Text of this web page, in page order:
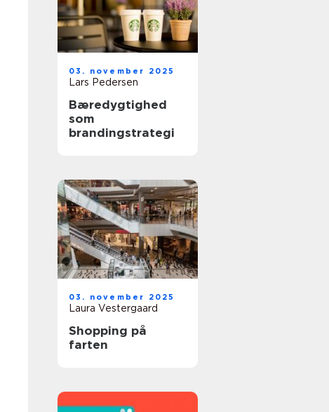
03. november 2025
Lars Pedersen
Bæredygtighed
som
brandingstrategi
03. november 2025
Laura Vestergaard
Shopping på
farten